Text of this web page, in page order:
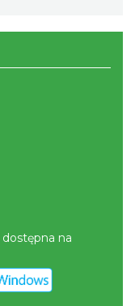
dostępna na